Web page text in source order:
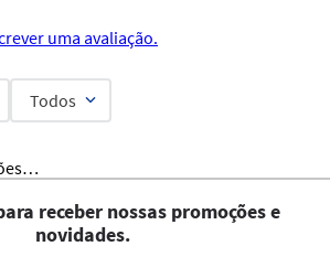
uma avaliação.
Todos
receber nossas promoções e
novidades.